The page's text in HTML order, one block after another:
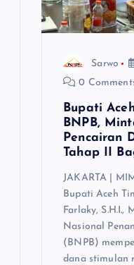
Sarwo
0
Bupati
BNPB,
Pencairan
Tahap II
JAKARTA |
Bupati Aceh
Farlaky, S.H.I.,
Nasional
(BNPB)
dana stimulan